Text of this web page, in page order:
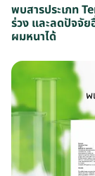
พบสารประเภท
ร่วง และลดปัจจั
ผมหนาได้